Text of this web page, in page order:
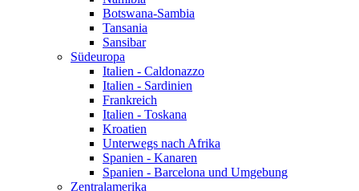
Botswana-Sambia
Tansania
Sansibar
Südeuropa
Italien - Caldonazzo
Italien - Sardinien
Frankreich
Italien - Toskana
Kroatien
Unterwegs nach Afrika
Spanien - Kanaren
Spanien - Barcelona und Umgebung
Zentralamerika